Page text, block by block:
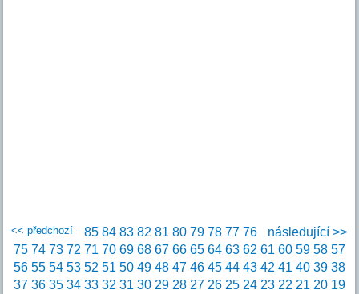
<< předchozí následující >>
85 84 83 82 81 80 79 78 77 76
75 74 73 72 71 70 69 68 67 66 65 64 63 62 61 60 59 58 57
56 55 54 53 52 51 50 49 48 47 46 45 44 43 42 41 40 39 38
37 36 35 34 33 32 31 30 29 28 27 26 25 24 23 22 21 20 19